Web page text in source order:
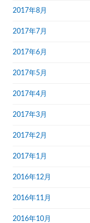
2017年8月
2017年7月
2017年6月
2017年5月
2017年4月
2017年3月
2017年2月
2017年1月
2016年12月
2016年11月
2016年10月